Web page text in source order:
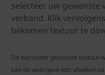
selecteer uw gewenste
verband. Klik
bekomen textuur te
De hieronder getoonde textuur
kan de weergave iets afwijken